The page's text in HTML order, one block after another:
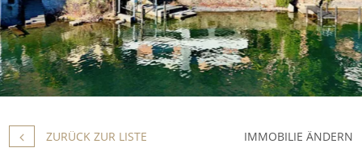
ZURÜCK ZUR LISTE IMMOBILIE ÄNDERN